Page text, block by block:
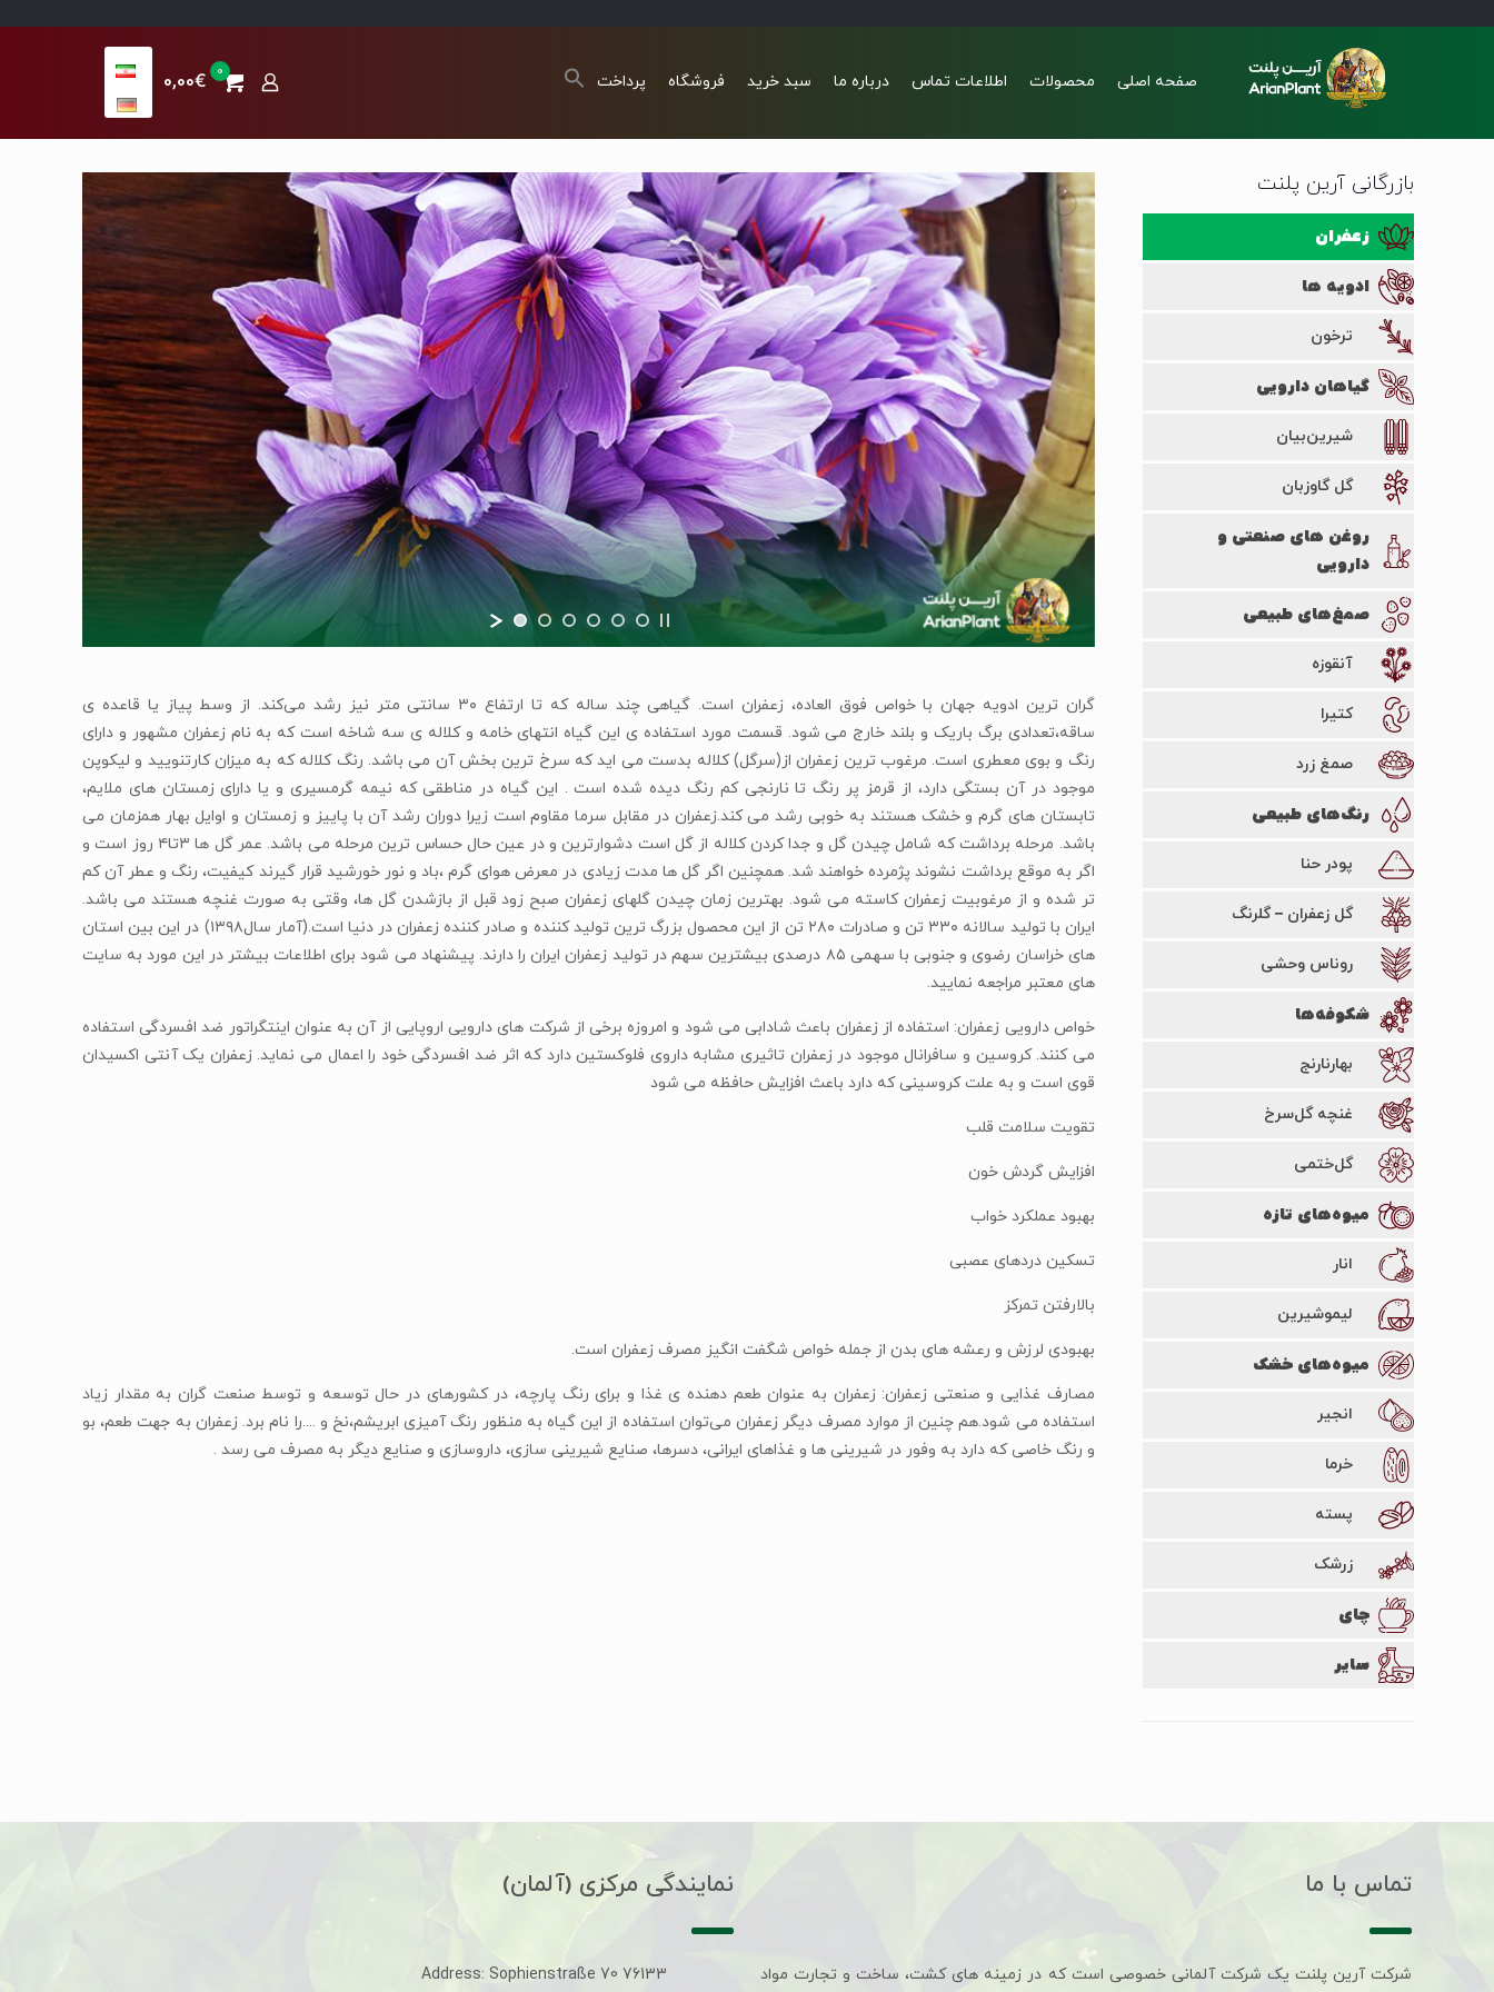
صفحه اصلی محصولات اطلاعات تماس درباره ما سبد خرید فروشگاه پرداخت 0
0,00€
گران ترین ادویه جهان با خواص فوق العاده، زعفران است. گیاهی چند ساله که تا ارتفاع ۳۰ سانتی متر نیز رشد می‌کند. از وسط پیاز یا قاعده ی
ساقه،تعدادی برگ باریک و بلند خارج می شود. قسمت مورد استفاده ی این گیاه انتهای خامه و کلاله ی سه شاخه است که به نام زعفران مشهور و دارای
رنگ و بوی معطری است. مرغوب ترین زعفران از(سرگل) کلاله بدست می اید که سرخ ترین بخش آن می باشد. رنگ کلاله که به میزان کارتنویید و لیکوپن
موجود در آن بستگی دارد، از قرمز پر رنگ تا نارنجی کم رنگ دیده شده است . این گیاه در مناطقی که نیمه گرمسیری و یا دارای زمستان های ملایم،
تابستان های گرم و خشک هستند به خوبی رشد می کند.زعفران در مقابل سرما مقاوم است زیرا دوران رشد آن با پاییز و زمستان و اوایل بهار همزمان می
باشد. مرحله برداشت که شامل چیدن گل و جدا کردن کلاله از گل است دشوارترین و در عین حال حساس ترین مرحله می باشد. عمر گل ها ۳تا۴ روز است و
اگر به موقع برداشت نشوند پژمرده خواهند شد. همچنین اگر گل ها مدت زیادی در معرض هوای گرم ،باد و نور خورشید قرار گیرند کیفیت، رنگ و عطر آن کم
تر شده و از مرغوبیت زعفران کاسته می شود. بهترین زمان چیدن گلهای زعفران صبح زود قبل از بازشدن گل ها، وقتی به صورت غنچه هستند می باشد.
ایران با تولید سالانه ۳۳۰ تن و صادرات ۲۸۰ تن از این محصول بزرگ ترین تولید کننده و صادر کننده زعفران در دنیا است.(آمار سال۱۳۹۸) در این بین استان
های خراسان رضوی و جنوبی با سهمی ۸۵ درصدی بیشترین سهم در تولید زعفران ایران را دارند. پیشنهاد می شود برای اطلاعات بیشتر در این مورد به سایت
های معتبر مراجعه نمایید.
خواص دارویی زعفران: استفاده از زعفران باعث شادابی می شود و امروزه برخی از شرکت های دارویی اروپایی از آن به عنوان اینتگراتور ضد افسردگی استفاده
می کنند. کروسین و سافرانال موجود در زعفران تاثیری مشابه داروی فلوکستین دارد که اثر ضد افسردگی خود را اعمال می نماید. زعفران یک آنتی اکسیدان
قوی است و به علت کروسینی که دارد باعث افزایش حافظه می شود
تقویت سلامت قلب
افزایش گردش خون
بهبود عملکرد خواب
تسکین دردهای عصبی
بالارفتن تمرکز
بهبودی لرزش و رعشه های بدن از جمله خواص شگفت انگیز مصرف زعفران است.
مصارف غذایی و صنعتی زعفران: زعفران به عنوان طعم دهنده ی غذا و برای رنگ پارچه، در کشورهای در حال توسعه و توسط صنعت گران به مقدار زیاد
استفاده می شود.هم چنین از موارد مصرف دیگر زعفران می‌توان استفاده از این گیاه به منظور رنگ آمیزی ابریشم،نخ و ....را نام برد. زعفران به جهت طعم، بو
و رنگ خاصی که دارد به وفور در شیرینی ها و غذاهای ایرانی، دسرها، صنایع شیرینی سازی، داروسازی و صنایع دیگر به مصرف می رسد .
بازرگانی آرین پلنت
زعفران
ادویه ها
ترخون
گیاهان دارویی
شیرین‌بیان
گل گاوزبان
روغن های صنعتی و
دارویی
صمغ‌های طبیعی
آنقوزه
کتیرا
صمغ زرد
رنگ‌های طبیعی
پودر حنا
گل زعفران – گلرنگ
روناس وحشی
شکوفه‌ها
بهارنارنج
غنچه گل‌سرخ
گل‌ختمی
میوه‌های تازه
انار
لیمو‌شیرین
میوه‌های خشک
انجیر
خرما
پسته
زرشک
چای
سایر
تماس با ما
شرکت آرین پلنت یک شرکت آلمانی خصوصی است که در زمینه های کشت، ساخت و تجارت مواد
نمایندگی مرکزی (آلمان)
Address: Sophienstraße 70 76133